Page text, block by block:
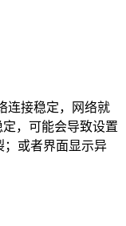
连接稳定，网络就
，可能会导致设置
；或者界面显示异